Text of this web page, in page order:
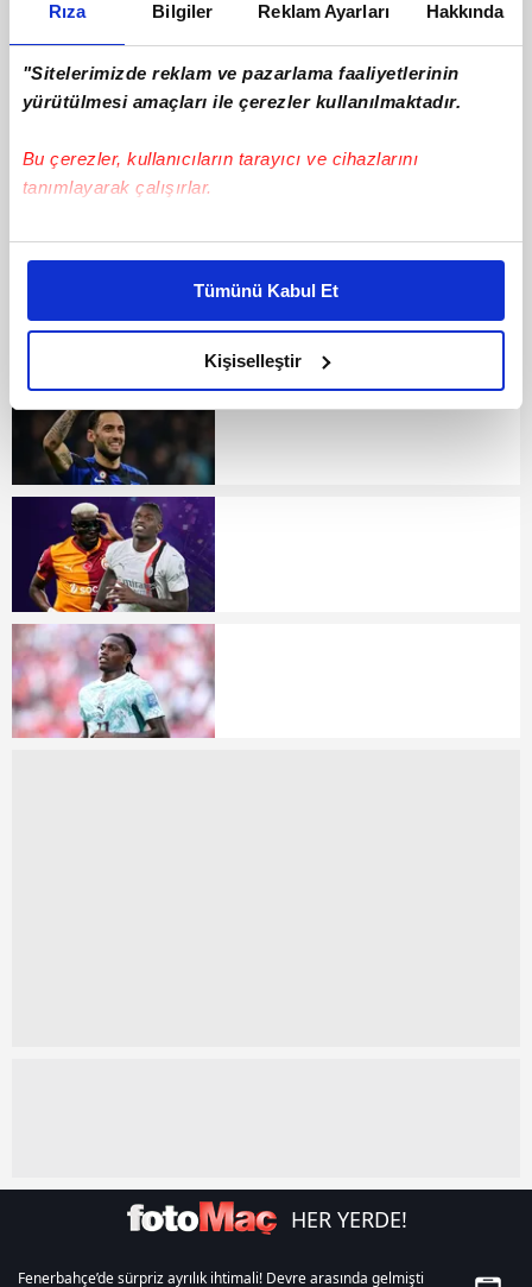
Rıza Bilgiler Reklam Ayarları Hakkında
"Sitelerimizde reklam ve pazarlama faaliyetlerinin
yürütülmesi amaçları ile çerezler kullanılmaktadır.
Bu çerezler, kullanıcıların tarayıcı ve cihazlarını
tanımlayarak çalışırlar.
Bu çerezlere izin vermeniz halinde sizlere özel
daha iyi reklam deneyimi yaşatabiliriz. Bunu yaparken
amacımızın size daha iyi bir reklam deneyimi sunmak
olduğunu ve sizlere en iyi içerikleri sunabilmek adına
elimizden gelen çabayı gösterdiğimizi ve bu noktada,
reklamların maliyetlerimizi karşılamak noktasında tek gelir
kalemimiz olduğunu sizlere hatırlatmak isteriz.
Her halükârda, kullanıcılar, bu çerezlere izin vermedikleri
takdirde, kullanıcılara hedefli reklamlar
gösterilmeyecektir."
Sizlere daha iyi bir hizmet sunabilmek için İnternet
Sitemizde kendimize ve üçüncü kişilere ait çerezler
kullanılmaktadır. Bu çerezler vasıtasıyla çeşitli kişisel
verileriniz işlenmekte olup gerekli olan çerezler bilgi
toplumu hizmetlerinin sunulması amacıyla
Tümünü Kabul Et
Kişiselleştir
sezon 0 asist ve 0 gol katkısı ile
oynamaktadır.
HER YERDE!
Fenerbahçe’de sürpriz ayrılık ihtimali! Devre arasında gelmişti